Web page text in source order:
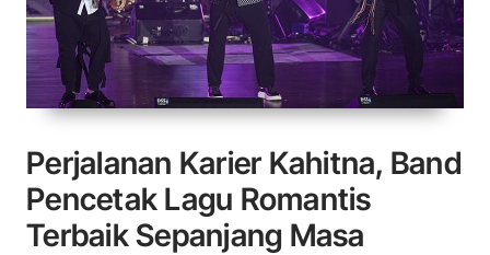
Perjalanan Karier Kahitna, Band
Pencetak Lagu Romantis
Terbaik Sepanjang Masa